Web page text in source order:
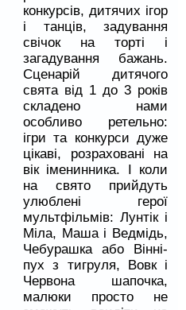
конкурсів, дитячих ігор
і танців, задування
свічок на торті і
загадування бажань.
Сценарій дитячого
свята від 1 до 3 років
складено нами
особливо ретельно:
ігри та конкурси дуже
цікаві, розраховані на
вік іменинника. І коли
на свято прийдуть
улюблені герої
мультфільмів: Лунтік і
Міла, Маша і Ведмідь,
Чебурашка або Вінні-
пух з тигруля, Вовк і
Червона шапочка,
малюки просто не